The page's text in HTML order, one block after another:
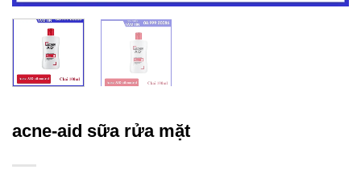
acne-aid sữa rửa mặt